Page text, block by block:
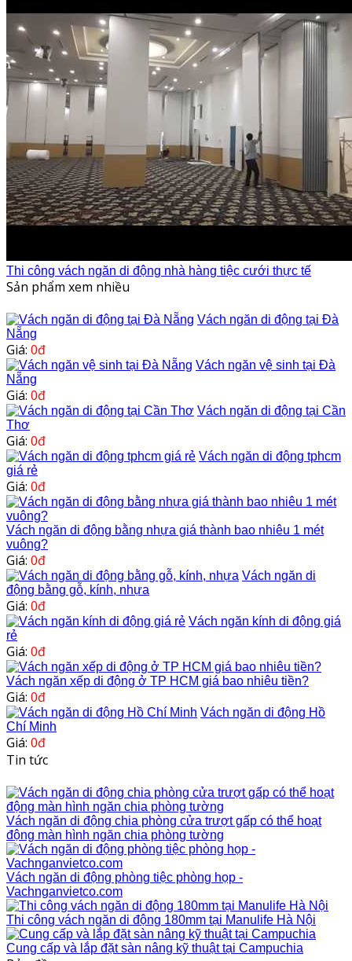
Thi công vách ngăn di động nhà hàng tiệc cưới thực tế
Sản phẩm xem nhiều
Vách ngăn di động tại Đà
Nẵng
Giá: 0đ
Vách ngăn vệ sinh tại Đà
Nẵng
Giá: 0đ
Vách ngăn di động tại Cần
Thơ
Giá: 0đ
Vách ngăn di động tphcm
giá rẻ
Giá: 0đ
Vách ngăn di động bằng nhựa giá thành bao nhiêu 1 mét
vuông?
Giá: 0đ
Vách ngăn di
động bằng gỗ, kính, nhựa
Giá: 0đ
Vách ngăn kính di động giá
rẻ
Giá: 0đ
Vách ngăn xếp di động ở TP HCM giá bao nhiêu tiền?
Giá: 0đ
Vách ngăn di động Hồ
Chí Minh
Giá: 0đ
Tin tức
Vách ngăn di động chia phòng cửa trượt gấp có thể hoạt
động màn hình ngăn chia phòng tường
Vách ngăn di động phòng tiệc phòng họp -
Vachnganvietco.com
Thi công vách ngăn di động 180mm tại Manulife Hà Nội
Cung cấp và lắp đặt sàn nâng kỹ thuật tại Campuchia